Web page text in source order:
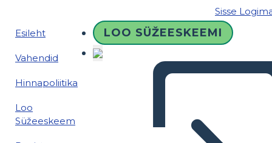
Sisse
Esileht
Vahendid
Hinnapoliitika
Loo
Süžeeskeem
LOO SÜŽEESKEEMI